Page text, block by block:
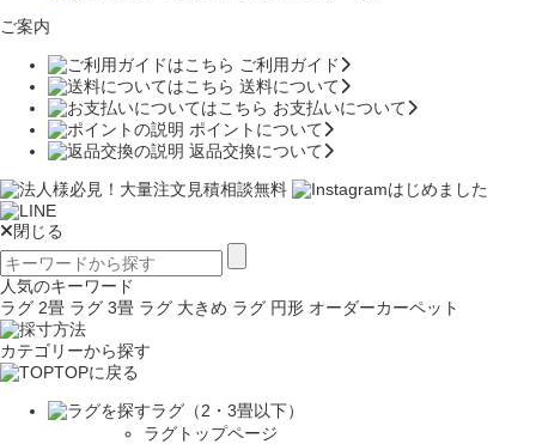
ご案内
ご利用ガイド
送料について
お支払いについて
ポイントについて
返品交換について
閉じる
人気のキーワード
ラグ 2畳 ラグ 3畳 ラグ 大きめ ラグ 円形 オーダーカーペット
カテゴリーから探す
TOPに戻る
ラグ（2・3畳以下）
ラグトップページ